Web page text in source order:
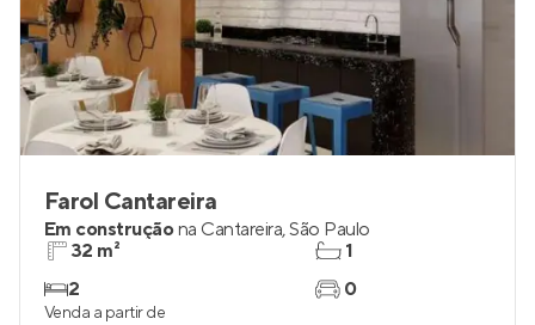
Farol Cantareira
Em construçãona Cantareira,São Paulo
32 m²
2
1
0
Venda a partir de